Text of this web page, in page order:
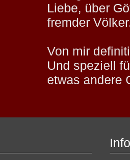
Liebe, über
fremder
Von mir
Und speziell
etwas andere